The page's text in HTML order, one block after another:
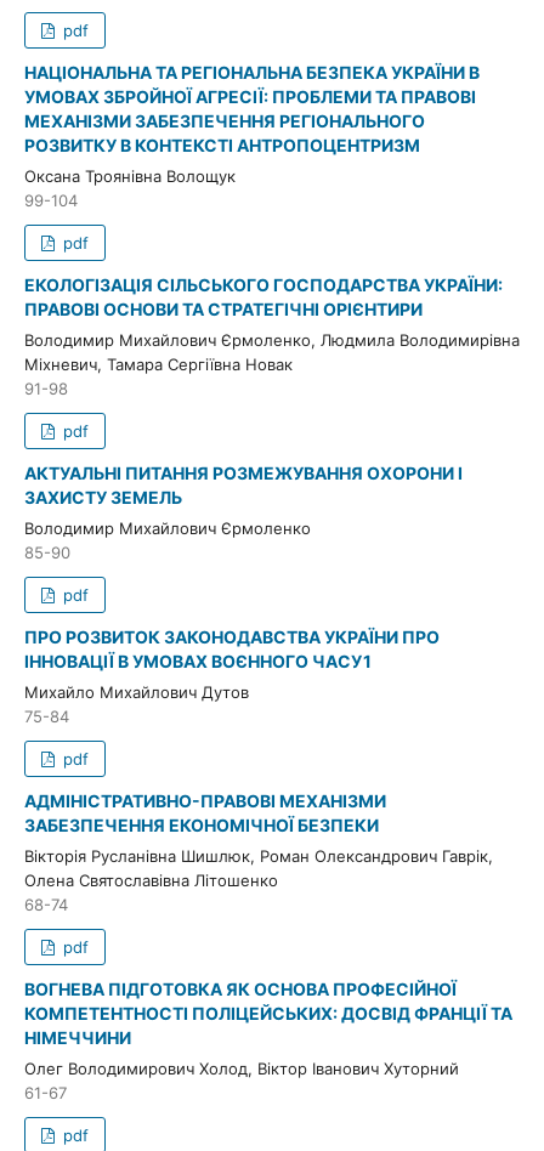
pdf
НАЦІОНАЛЬНА ТА РЕГІОНАЛЬНА БЕЗПЕКА УКРАЇНИ В
УМОВАХ ЗБРОЙНОЇ АГРЕСІЇ: ПРОБЛЕМИ ТА ПРАВОВІ
МЕХАНІЗМИ ЗАБЕЗПЕЧЕННЯ РЕГІОНАЛЬНОГО
РОЗВИТКУ В КОНТЕКСТІ АНТРОПОЦЕНТРИЗМ
Оксана Троянівна Волощук
99-104
pdf
ЕКОЛОГІЗАЦІЯ СІЛЬСЬКОГО ГОСПОДАРСТВА УКРАЇНИ:
ПРАВОВІ ОСНОВИ ТА СТРАТЕГІЧНІ ОРІЄНТИРИ
Володимир Михайлович Єрмоленко, Людмила Володимирівна
Міхневич, Тамара Сергіївна Новак
91-98
pdf
АКТУАЛЬНІ ПИТАННЯ РОЗМЕЖУВАННЯ ОХОРОНИ І
ЗАХИСТУ ЗЕМЕЛЬ
Володимир Михайлович Єрмоленко
85-90
pdf
ПРО РОЗВИТОК ЗАКОНОДАВСТВА УКРАЇНИ ПРО
ІННОВАЦІЇ В УМОВАХ ВОЄННОГО ЧАСУ 1
Михайло Михайлович Дутов
75-84
pdf
АДМІНІСТРАТИВНО-ПРАВОВІ МЕХАНІЗМИ
ЗАБЕЗПЕЧЕННЯ ЕКОНОМІЧНОЇ БЕЗПЕКИ
Вікторія Русланівна Шишлюк, Роман Олександрович Гаврік,
Олена Святославівна Літошенко
68-74
pdf
ВОГНЕВА ПІДГОТОВКА ЯК ОСНОВА ПРОФЕСІЙНОЇ
КОМПЕТЕНТНОСТІ ПОЛІЦЕЙСЬКИХ: ДОСВІД ФРАНЦІЇ ТА
НІМЕЧЧИНИ
Олег Володимирович Холод, Віктор Іванович Хуторний
61-67
pdf